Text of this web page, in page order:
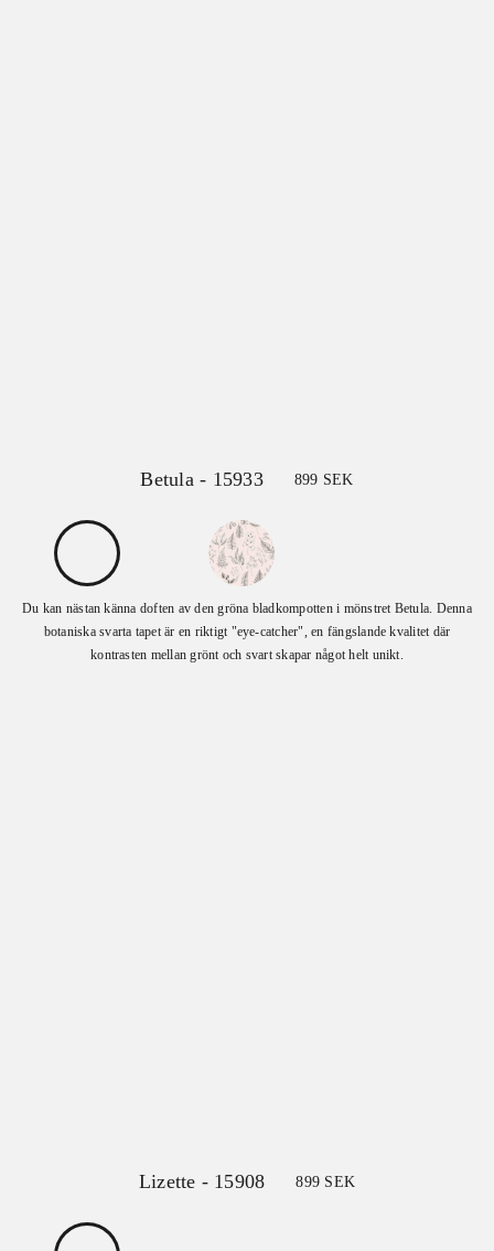
Betula - 15933 899 SEK
Du kan nästan känna doften av den gröna bladkompotten i mönstret Betula. Denna
botaniska svarta tapet är en riktigt "eye-catcher", en fängslande kvalitet där
kontrasten mellan grönt och svart skapar något helt unikt.
Lizette - 15908 899 SEK